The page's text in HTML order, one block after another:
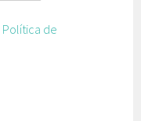
Política de